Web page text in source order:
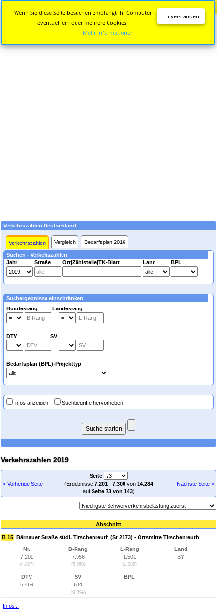
Verkehrszahlen Deutschland
Verkehrszahlen Vergleich Bedarfsplan 2016
Suchen - Verkehszahlen
Jahr
Straße Ort|Zählstelle|TK-Blatt Land BPL
Suchergebnisse einschränken
Bundesrang Landesrang
|
DTV SV
|
Bedarfsplan (BPL)-Projekttyp
Infos anzeigen Suchbegriffe hervorheben
Verkehrszahlen 2019
< Vorherige Seite
Seite
(Ergebnisse 7.201- 7.300von 14.284
auf Seite 73 von 143)
Nächste Seite >
Abschnitt
B 15 Bärnauer Straße südl. Tirschenreuth (St 2173) - Ortsmitte Tirschenreuth
Nr.
7.201
(4.807)
B-Rang
7.956
(5.560)
L-Rang
1.501
(1.088)
Land
BY
DTV
6.469
SV
634
(9,8%)
BPL
Infos...
Einverstanden
Wenn Sie diese Seite besuchen empfängt Ihr Computer
eventuell ein oder mehrere Cookies.
Mehr Informationen